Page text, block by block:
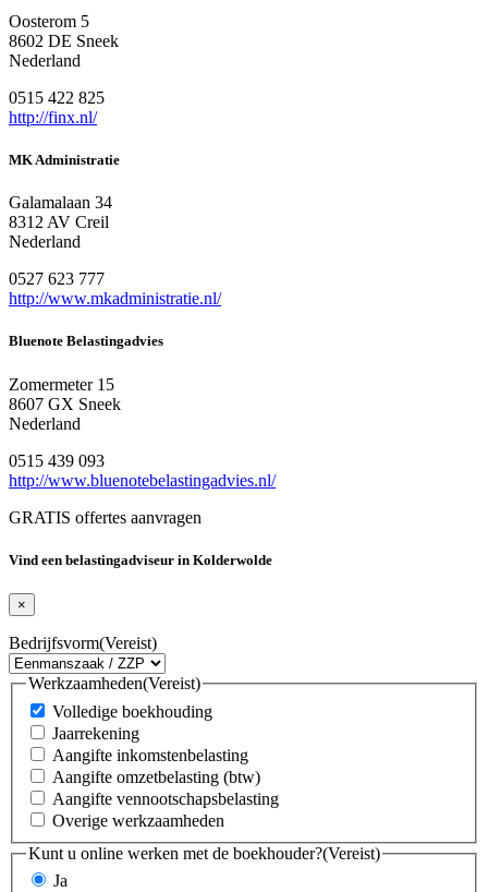
Oosterom 5
8602 DE Sneek
Nederland
0515 422 825
http://finx.nl/
MK Administratie
Galamalaan 34
8312 AV Creil
Nederland
0527 623 777
http://www.mkadministratie.nl/
Bluenote Belastingadvies
Zomermeter 15
8607 GX Sneek
Nederland
0515 439 093
http://www.bluenotebelastingadvies.nl/
GRATIS offertes aanvragen
Vind een belastingadviseur in Kolderwolde
×
Bedrijfsvorm(Vereist)
Werkzaamheden(Vereist)
Volledige boekhouding
Jaarrekening
Aangifte inkomstenbelasting
Aangifte omzetbelasting (btw)
Aangifte vennootschapsbelasting
Overige werkzaamheden
Kunt u online werken met de boekhouder?(Vereist)
Ja